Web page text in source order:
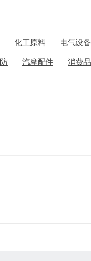
化工原料 电气设备
汽摩配件 消费品